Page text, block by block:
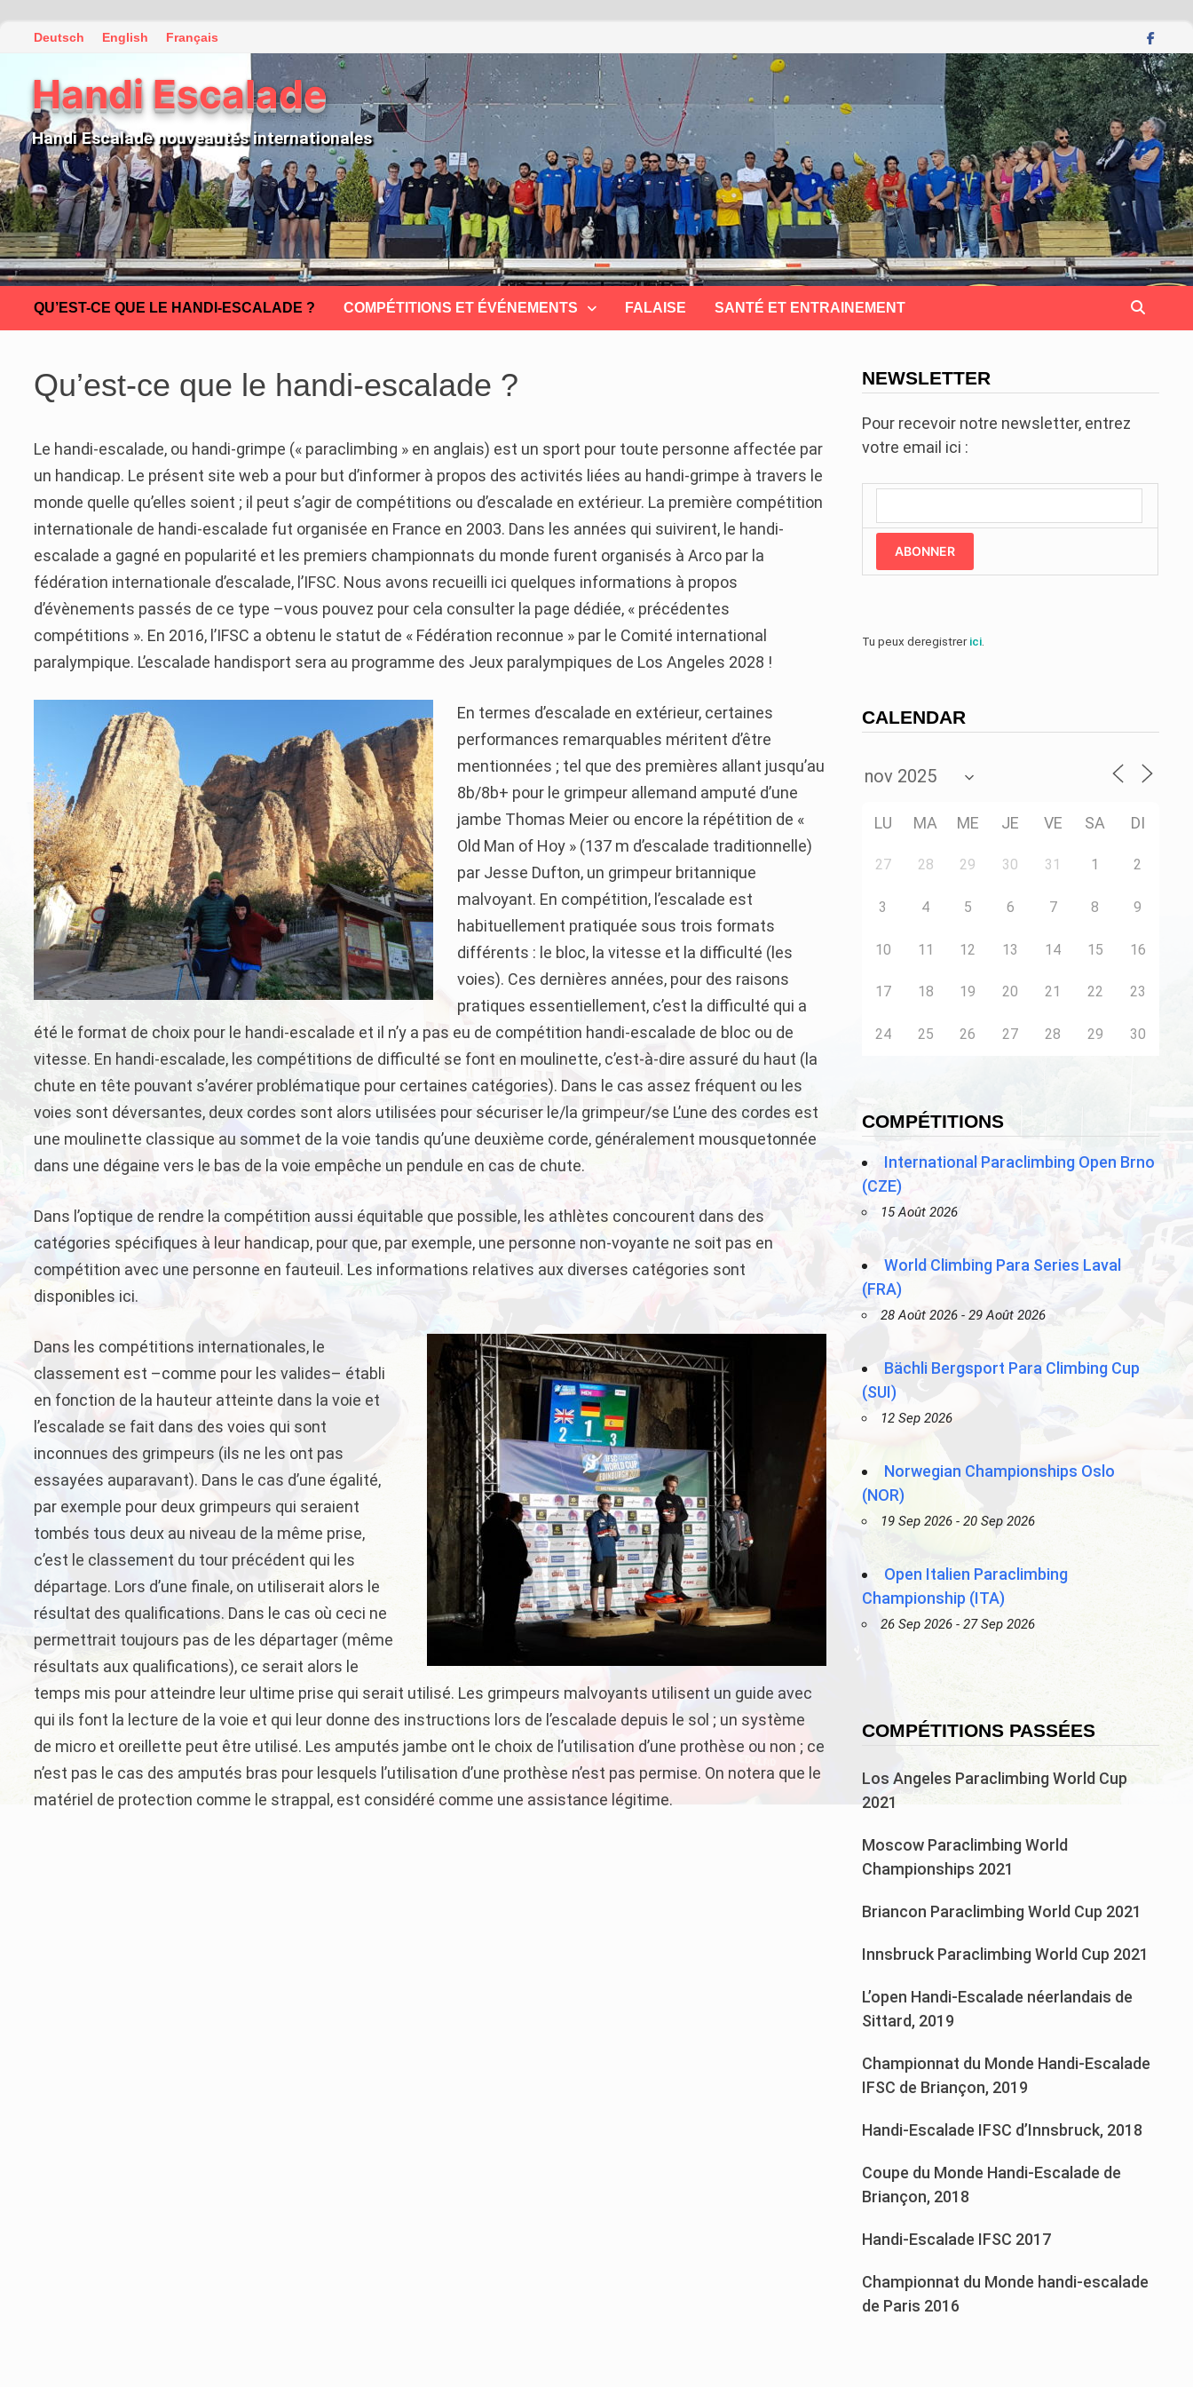
Passer
contenu
Deutsch English Français
Handi Escalade
Handi Escalade nouveautés internationales
QU’EST-CE QUE LE HANDI-ESCALADE ? COMPÉTITIONS ET ÉVÉNEMENTS FALAISE SANTÉ ET ENTRAINEMENT
Qu’est-ce que le handi-escalade ?
Le handi-escalade, ou handi-grimpe (« paraclimbing » en anglais) est un sport pour toute personne affectée par
un handicap. Le présent site web a pour but d’informer à propos des activités liées au handi-grimpe à travers le
monde quelle qu’elles soient ; il peut s’agir de compétitions ou d’escalade en extérieur. La première compétition
internationale de handi-escalade fut organisée en France en 2003. Dans les années qui suivirent, le handi-
escalade a gagné en popularité et les premiers championnats du monde furent organisés à Arco par la
fédération internationale d’escalade, l’IFSC. Nous avons recueilli ici quelques informations à propos
d’évènements passés de ce type –vous pouvez pour cela consulter la page dédiée, « précédentes
compétitions ». En 2016, l’IFSC a obtenu le statut de « Fédération reconnue » par le Comité international
paralympique. L’escalade handisport sera au programme des Jeux paralympiques de Los Angeles 2028 !
En termes d’escalade en extérieur, certaines
performances remarquables méritent d’être
mentionnées ; tel que des premières allant jusqu’au
8b/8b+ pour le grimpeur allemand amputé d’une
jambe Thomas Meier ou encore la répétition de «
Old Man of Hoy » (137 m d’escalade traditionnelle)
par Jesse Dufton, un grimpeur britannique
malvoyant. En compétition, l’escalade est
habituellement pratiquée sous trois formats
différents : le bloc, la vitesse et la difficulté (les
voies). Ces dernières années, pour des raisons
pratiques essentiellement, c’est la difficulté qui a
été le format de choix pour le handi-escalade et il n’y a pas eu de compétition handi-escalade de bloc ou de
vitesse. En handi-escalade, les compétitions de difficulté se font en moulinette, c’est-à-dire assuré du haut (la
chute en tête pouvant s’avérer problématique pour certaines catégories). Dans le cas assez fréquent ou les
voies sont déversantes, deux cordes sont alors utilisées pour sécuriser le/la grimpeur/se L’une des cordes est
une moulinette classique au sommet de la voie tandis qu’une deuxième corde, généralement mousquetonnée
dans une dégaine vers le bas de la voie empêche un pendule en cas de chute.
Dans l’optique de rendre la compétition aussi équitable que possible, les athlètes concourent dans des
catégories spécifiques à leur handicap, pour que, par exemple, une personne non-voyante ne soit pas en
compétition avec une personne en fauteuil. Les informations relatives aux diverses catégories sont
disponibles ici.
Dans les compétitions internationales, le
classement est –comme pour les valides– établi
en fonction de la hauteur atteinte dans la voie et
l’escalade se fait dans des voies qui sont
inconnues des grimpeurs (ils ne les ont pas
essayées auparavant). Dans le cas d’une égalité,
par exemple pour deux grimpeurs qui seraient
tombés tous deux au niveau de la même prise,
c’est le classement du tour précédent qui les
départage. Lors d’une finale, on utiliserait alors le
résultat des qualifications. Dans le cas où ceci ne
permettrait toujours pas de les départager (même
résultats aux qualifications), ce serait alors le
temps mis pour atteindre leur ultime prise qui serait utilisé. Les grimpeurs malvoyants utilisent un guide avec
qui ils font la lecture de la voie et qui leur donne des instructions lors de l’escalade depuis le sol ; un système
de micro et oreillette peut être utilisé. Les amputés jambe ont le choix de l’utilisation d’une prothèse ou non ; ce
n’est pas le cas des amputés bras pour lesquels l’utilisation d’une prothèse n’est pas permise. On notera que le
matériel de protection comme le strappal, est considéré comme une assistance légitime.
NEWSLETTER
Pour recevoir notre newsletter, entrez
votre email ici :
ABONNER
Tu peux deregistrerici.
CALENDAR
LU MA ME JE VE SA DI
27 28 29 30 31 1 2
3 4 5 6 7 8 9
10 11 12 13 14 15 16
17 18 19 20 21 22 23
24 25 26 27 28 29 30
COMPÉTITIONS
International Paraclimbing Open Brno
(CZE)
15 Août 2026
World Climbing Para Series Laval
(FRA)
28 Août 2026 - 29 Août 2026
Bächli Bergsport Para Climbing Cup
(SUI)
12 Sep 2026
Norwegian Championships Oslo
(NOR)
19 Sep 2026 - 20 Sep 2026
Open Italien Paraclimbing
Championship (ITA)
26 Sep 2026 - 27 Sep 2026
COMPÉTITIONS PASSÉES
Los Angeles Paraclimbing World Cup
2021
Moscow Paraclimbing World
Championships 2021
Briancon Paraclimbing World Cup 2021
Innsbruck Paraclimbing World Cup 2021
L’open Handi-Escalade néerlandais de
Sittard, 2019
Championnat du Monde Handi-Escalade
IFSC de Briançon, 2019
Handi-Escalade IFSC d’Innsbruck, 2018
Coupe du Monde Handi-Escalade de
Briançon, 2018
Handi-Escalade IFSC 2017
Championnat du Monde handi-escalade
de Paris 2016